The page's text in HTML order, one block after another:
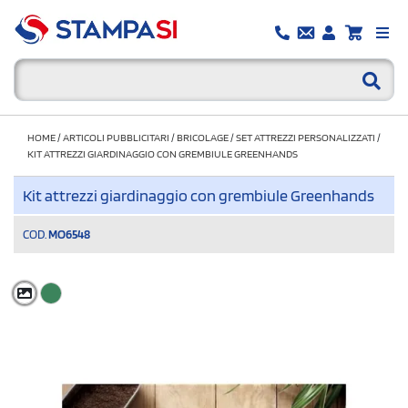
HOME/ARTICOLI PUBBLICITARI /BRICOLAGE/SET ATTREZZI PERSONALIZZATI /
KIT ATTREZZI GIARDINAGGIO CON GREMBIULE GREENHANDS
Kit attrezzi giardinaggio con grembiule Greenhands
COD. MO6548